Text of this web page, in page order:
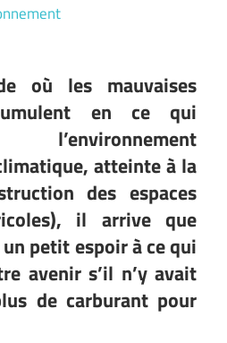
où les mauvaises
en ce qui
atteinte à la
des espaces
il arrive que
petit espoir à ce qui
avenir s’il n’y avait
de carburant pour